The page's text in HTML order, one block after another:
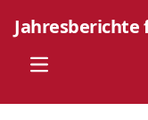
Jahresberichte
Open main menu